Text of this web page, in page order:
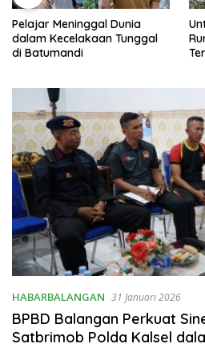
Untuk Kesekian Kalinya,
Rumah Kosong Kembali
Terbakar di Balangan
HABARBALANGAN 31 Januari 2026
BPBD Balangan Perkuat
Satbrimob Polda Kalsel